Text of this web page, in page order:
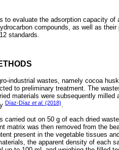
to evaluate the adsorption capacity
compounds, as well as
standards.
industrial wastes, namely cocoa
to preliminary treatment. The
materials were subsequently
Díaz-Díaz et al. (2018).
carried out on 50 g of each dried
matrix was then removed from the
present in the vegetable tissues
the apparent density of each